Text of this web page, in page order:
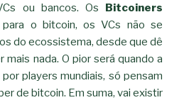
ou bancos. Os Bitcoiners
o bitcoin, os VCs não se
do ecossistema, desde que dê
mais nada. O pior será quando a
players mundiais, só pensam
de bitcoin. Em suma, vai existir